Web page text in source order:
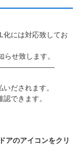
化には対応致してお
せ致します。
だされます。
できます。
アのアイコンをクリ